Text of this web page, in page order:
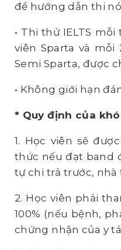
để hướng dẫn thi
• Thi thử IELTS mỗi
viên Sparta và mỗi
Semi Sparta, được
• Không giới hạn
* Quy định của
1. Học viên sẽ
thức nếu đạt band
tự chi trả trước, nhà
2. Học viên phải
100% (nếu bệnh,
chứng nhận của y